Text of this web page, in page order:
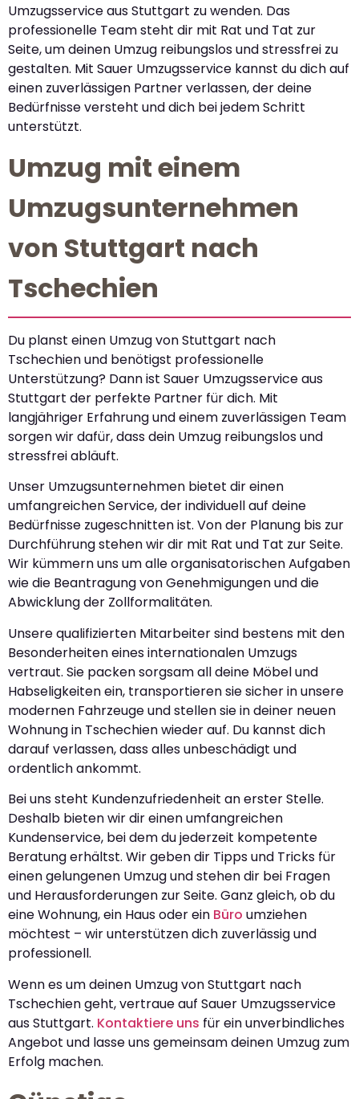
Umzugsservice aus Stuttgart zu wenden. Das
professionelle Team steht dir mit Rat und Tat zur
Seite, um deinen Umzug reibungslos und stressfrei zu
gestalten. Mit Sauer Umzugsservice kannst du dich auf
einen zuverlässigen Partner verlassen, der deine
Bedürfnisse versteht und dich bei jedem Schritt
unterstützt.
Umzug mit einem
Umzugsunternehmen
von Stuttgart nach
Tschechien
Du planst einen Umzug von Stuttgart nach
Tschechien und benötigst professionelle
Unterstützung? Dann ist Sauer Umzugsservice aus
Stuttgart der perfekte Partner für dich. Mit
langjähriger Erfahrung und einem zuverlässigen Team
sorgen wir dafür, dass dein Umzug reibungslos und
stressfrei abläuft.
Unser Umzugsunternehmen bietet dir einen
umfangreichen Service, der individuell auf deine
Bedürfnisse zugeschnitten ist. Von der Planung bis zur
Durchführung stehen wir dir mit Rat und Tat zur Seite.
Wir kümmern uns um alle organisatorischen Aufgaben
wie die Beantragung von Genehmigungen und die
Abwicklung der Zollformalitäten.
Unsere qualifizierten Mitarbeiter sind bestens mit den
Besonderheiten eines internationalen Umzugs
vertraut. Sie packen sorgsam all deine Möbel und
Habseligkeiten ein, transportieren sie sicher in unsere
modernen Fahrzeuge und stellen sie in deiner neuen
Wohnung in Tschechien wieder auf. Du kannst dich
darauf verlassen, dass alles unbeschädigt und
ordentlich ankommt.
Bei uns steht Kundenzufriedenheit an erster Stelle.
Deshalb bieten wir dir einen umfangreichen
Kundenservice, bei dem du jederzeit kompetente
Beratung erhältst. Wir geben dir Tipps und Tricks für
einen gelungenen Umzug und stehen dir bei Fragen
und Herausforderungen zur Seite. Ganz gleich, ob du
eine Wohnung, ein Haus oder ein Büro umziehen
möchtest – wir unterstützen dich zuverlässig und
professionell.
Wenn es um deinen Umzug von Stuttgart nach
Tschechien geht, vertraue auf Sauer Umzugsservice
aus Stuttgart. Kontaktiere uns für ein unverbindliches
Angebot und lasse uns gemeinsam deinen Umzug zum
Erfolg machen.